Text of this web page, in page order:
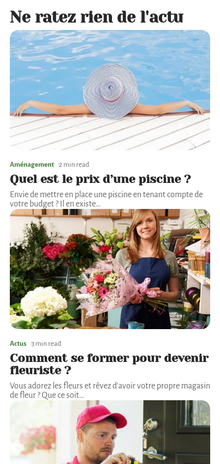
Ne ratez rien de l'actu
Aménagement 2 min read
Quel est le prix d’une piscine ?
Envie de mettre en place une piscine en tenant compte de
votre budget ? Il en existe…
Actus 3 min read
Comment se former pour devenir
fleuriste ?
Vous adorez les fleurs et rêvez d'avoir votre propre magasin
de fleur ? Que ce soit…